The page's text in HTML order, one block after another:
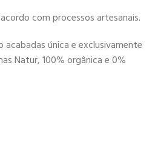
com processos artesanais.
acabadas única e exclusivamente
Natur, 100% orgânica e 0%